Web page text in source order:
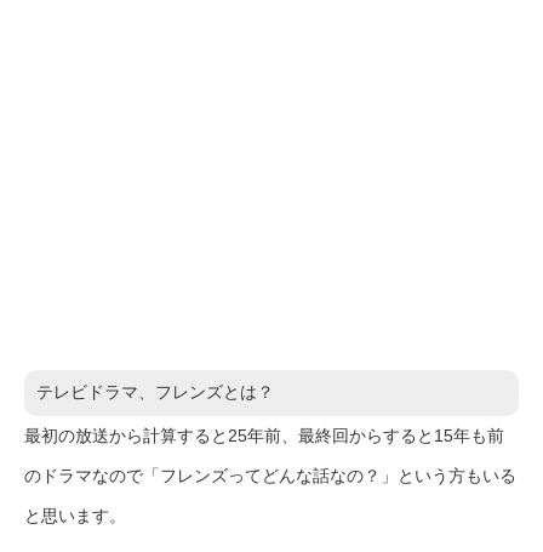
テレビドラマ、フレンズとは？
最初の放送から計算すると25年前、最終回からすると15年も前
のドラマなので「フレンズってどんな話なの？」という方もいる
と思います。